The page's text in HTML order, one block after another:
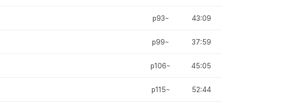
p93~ 43:09
p99~ 37:59
p106~ 45:05
p115~ 52:44